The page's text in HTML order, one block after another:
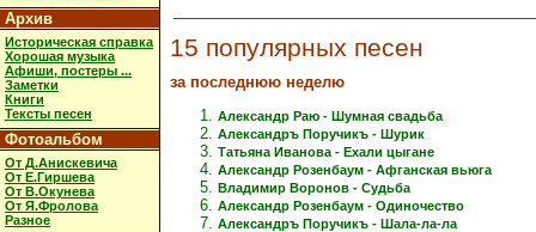
Архив
Историческая справка
Хорошая музыка
Афиши, постеры ...
Заметки
Книги
Тексты песен
Фотоальбом
От Д.Анискевича
От Е.Гиршева
От В.Окунева
От Я.Фролова
Разное
15 популярных песен
за последнюю неделю
Александр Раю - Шумная свадьба
Александръ Поручикъ - Шурик
Татьяна Иванова - Ехали цыгане
Александр Розенбаум - Афганская вьюга
Владимир Воронов - Судьба
Александр Розенбаум - Одиночество
Александръ Поручикъ - Шала-ла-ла